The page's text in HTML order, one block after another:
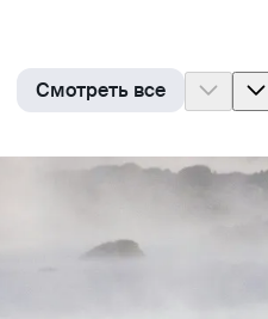
Смотреть все